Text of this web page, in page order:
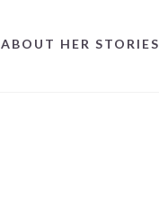
ABOUT HER STORIES